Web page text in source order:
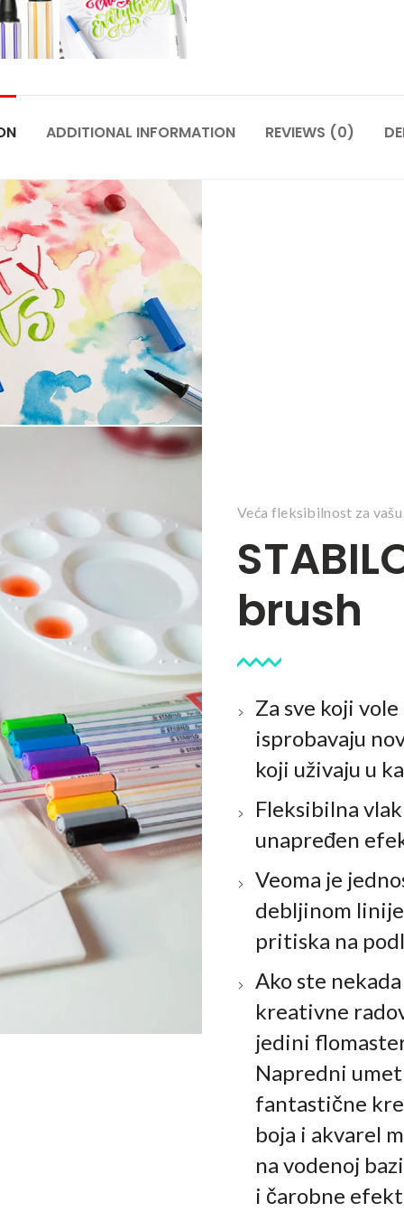
ADDITIONAL INFORMATION REVIEWS (0)
Veća fleksibilnost za
brush
Za sve koji
isprobavaju
koji uživaju u
Fleksibilna
unapređen
Veoma je
debljinom
pritiska na
Ako ste
kreativne
jedini
Napredni
fantastične
boja i akvarel
na vodenoj
i čarobne